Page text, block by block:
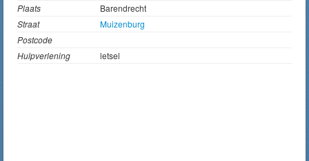
Plaats
Barendrecht
Straat
Muizenburg
Postcode
Hulpverlening
letsel